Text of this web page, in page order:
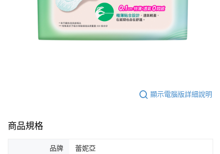
顯示電腦版詳細說明
商品規格
品牌 蕾妮亞